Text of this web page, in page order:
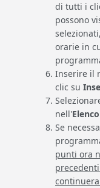
di tutti i
possono
orarie in
Inserire il
clic su
nell'
Se
punti ora